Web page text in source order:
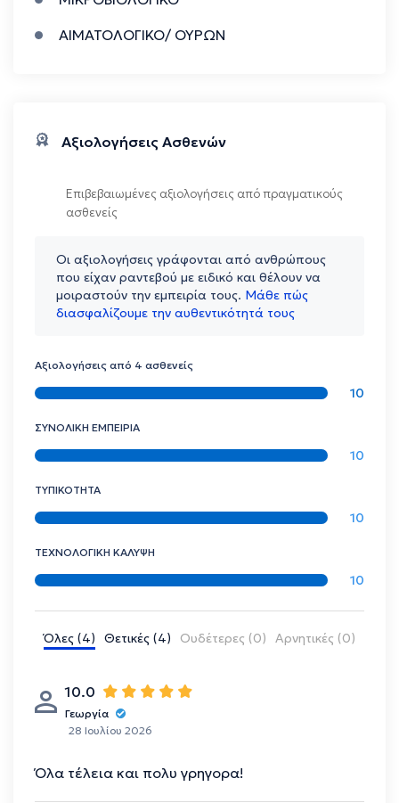
βιοχημικών, μικροβιολόγων, τεχνολόγων και
διοικητικού προσωπικού που συνεργάζονται με
σύγχρονες εγκαταστάσεις με προηγμένα
στη διασύνδεση τεχνολογίας και ποιότητας,
ώστε η διάγνωση να είναι ταυτόχρονα γρήγορη
ΑΙΜΑΤΟΛΟΓΙΚΟ/ ΟΥΡΩΝ
Αξιολογήσεις Ασθενών
Επιβεβαιωμένες αξιολογήσεις από πραγματικούς
ασθενείς
Οι αξιολογήσεις γράφονται από ανθρώπους
που είχαν ραντεβού με ειδικό και θέλουν να
μοιραστούν την εμπειρία τους. Μάθε πώς
διασφαλίζουμε την αυθεντικότητά τους
Αξιολογήσεις από 4 ασθενείς
10
ΣΥΝΟΛΙΚΗ ΕΜΠΕΙΡΙΑ
10
ΤΥΠΙΚΟΤΗΤΑ
10
ΤΕΧΝΟΛΟΓΙΚΗ ΚΑΛΥΨΗ
10
Όλες (4) Θετικές (4) Ουδέτερες (0) Αρνητικές (0)
10.0
Γεωργία
28 Ιουλίου 2026
Όλα τέλεια και πολυ γρηγορα!